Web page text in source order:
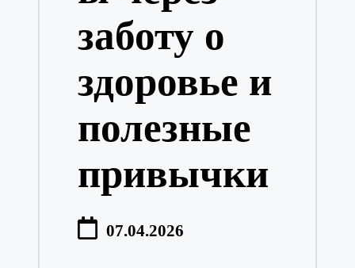
заботу о
здоровье и
полезные
привычки
07.04.2026